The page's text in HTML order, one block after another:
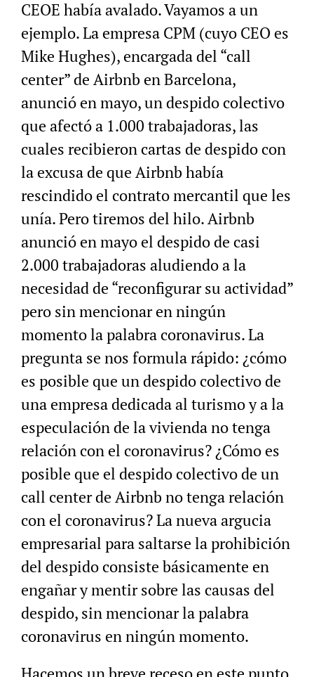
CEOE había avalado. Vayamos a un
ejemplo. La empresa CPM (cuyo CEO es
Mike Hughes), encargada del “call
center” de Airbnb en Barcelona,
anunció en mayo, un despido colectivo
que afectó a 1.000 trabajadoras, las
cuales recibieron cartas de despido con
la excusa de que Airbnb había
rescindido el contrato mercantil que les
unía. Pero tiremos del hilo. Airbnb
anunció en mayo el despido de casi
2.000 trabajadoras aludiendo a la
necesidad de “reconfigurar su actividad”
pero sin mencionar en ningún
momento la palabra coronavirus. La
pregunta se nos formula rápido: ¿cómo
es posible que un despido colectivo de
una empresa dedicada al turismo y a la
especulación de la vivienda no tenga
relación con el coronavirus? ¿Cómo es
posible que el despido colectivo de un
call center de Airbnb no tenga relación
con el coronavirus? La nueva argucia
empresarial para saltarse la prohibición
del despido consiste básicamente en
engañar y mentir sobre las causas del
despido, sin mencionar la palabra
coronavirus en ningún momento.